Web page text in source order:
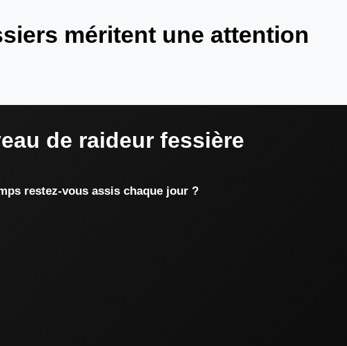
méritent une attention
de raideur fessière
restez-vous assis chaque jour ?